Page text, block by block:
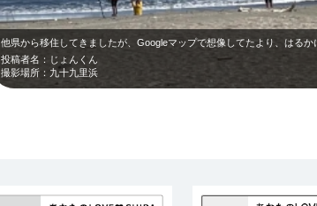
他県から移住してきましたが、Googleマップで想像してたより、はるか
投稿者名：じょんくん
撮影場所：九十九里浜